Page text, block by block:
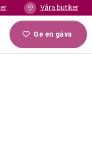
Våra butiker
Ge en gåva